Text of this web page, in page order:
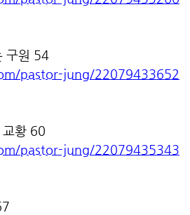
구원 54
pastor-jung/22079433652
교황 60
pastor-jung/22079435343